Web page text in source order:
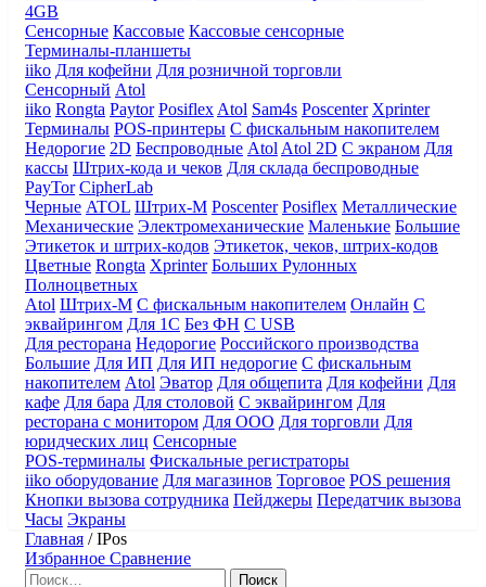
4GB
Сенсорные Кассовые Кассовые сенсорные
Терминалы-планшеты
iiko Для кофейни Для розничной торговли
Сенсорный Atol
iiko Rongta Paytor Posiflex Atol Sam4s Poscenter Xprinter
Терминалы POS-принтеры С фискальным накопителем
Недорогие 2D Беспроводные Atol Atol 2D С экраном Для
кассы Штрих-кода и чеков Для склада беспроводные
PayTor CipherLab
Черные ATOL Штрих-М Poscenter Posiflex Металлические
Механические Электромеханические Маленькие Большие
Этикеток и штрих-кодов Этикеток, чеков, штрих-кодов
Цветные Rongta Xprinter Больших Рулонных
Полноцветных
Atol Штрих-М С фискальным накопителем Онлайн С
эквайрингом Для 1С Без ФН С USB
Для ресторана Недорогие Российского производства
Большие Для ИП Для ИП недорогие С фискальным
накопителем Atol Эватор Для общепита Для кофейни Для
кафе Для бара Для столовой С эквайрингом Для
ресторана с монитором Для ООО Для торговли Для
юридческих лиц Сенсорные
POS-терминалы Фискальные регистраторы
iiko оборудование Для магазинов Торговое POS решения
Кнопки вызова сотрудника Пейджеры Передатчик вызова
Часы Экраны
Главная /IPos
Избранное Сравнение
Найти: